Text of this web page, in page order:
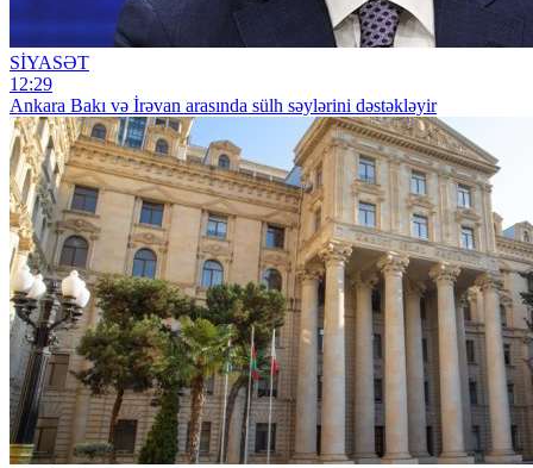
SİYASƏT
12:29
Ankara Bakı və İrəvan arasında sülh səylərini dəstəkləyir